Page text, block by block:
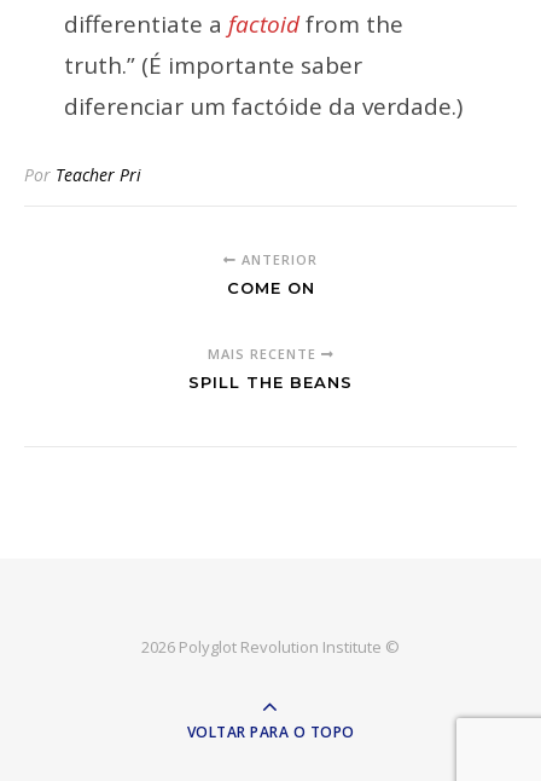
differentiate a factoidfrom the
truth.” (É importante saber
diferenciar um factóide da verdade.)
Por Teacher Pri
ANTERIOR
COME ON
MAIS RECENTE
SPILL THE BEANS
2026 Polyglot Revolution Institute ©
VOLTAR PARA O TOPO